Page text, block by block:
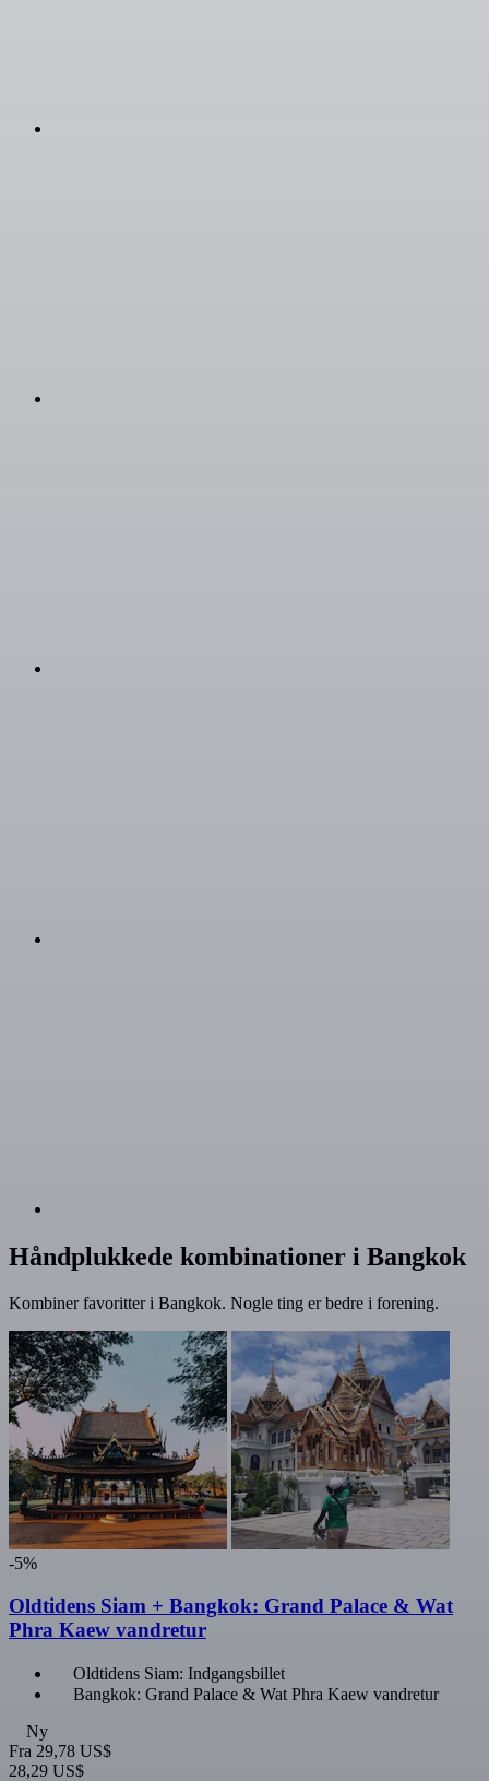
Håndplukkede kombinationer i Bangkok
Kombiner favoritter i Bangkok. Nogle ting er bedre i forening.
-5%
Oldtidens Siam + Bangkok: Grand Palace & Wat
Phra Kaew vandretur
Oldtidens Siam: Indgangsbillet
Bangkok: Grand Palace & Wat Phra Kaew vandretur
Ny
Fra 29,78 US$
28,29 US$